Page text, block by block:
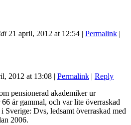
21 april, 2012 at 12:54 | Permalink |
2012 at 13:08 | Permalink | Reply
pensionerad akademiker ur
år gammal, och var lite överraskad
Sverige: Dvs, ledsamt överraskad med
2006.